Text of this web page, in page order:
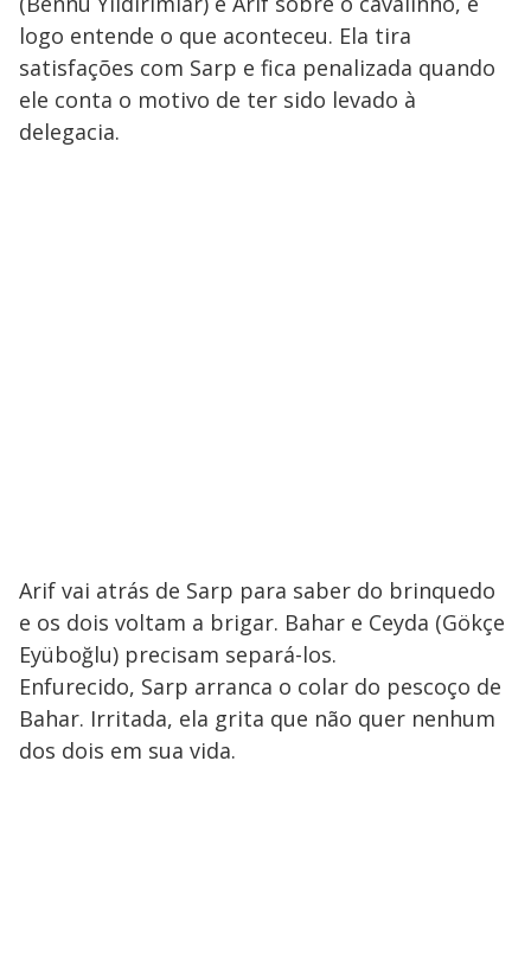
logo entende o que aconteceu. Ela tira
satisfações com Sarp e fica penalizada quando
ele conta o motivo de ter sido levado à
delegacia.
Arif vai atrás de Sarp para saber do brinquedo
e os dois voltam a brigar. Bahar e Ceyda (Gökçe
Eyüboğlu) precisam separá-los.
Enfurecido, Sarp arranca o colar do pescoço de
Bahar. Irritada, ela grita que não quer nenhum
dos dois em sua vida.